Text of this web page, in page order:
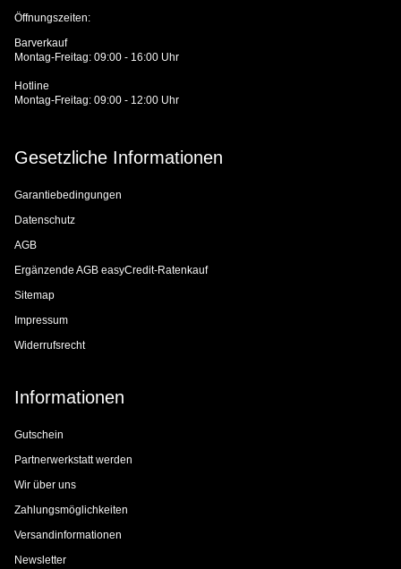
Öffnungszeiten:
Barverkauf
Montag-Freitag: 09:00 - 16:00 Uhr
Hotline
Montag-Freitag: 09:00 - 12:00 Uhr
Gesetzliche Informationen
Garantiebedingungen
Datenschutz
AGB
Ergänzende AGB easyCredit-Ratenkauf
Sitemap
Impressum
Widerrufsrecht
Informationen
Gutschein
Partnerwerkstatt werden
Wir über uns
Zahlungsmöglichkeiten
Versandinformationen
Newsletter